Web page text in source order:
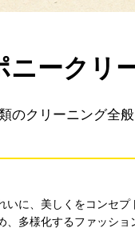
ニークリ
のクリーニング全般
いに、美しくをコンセ
、多様化するファッショ